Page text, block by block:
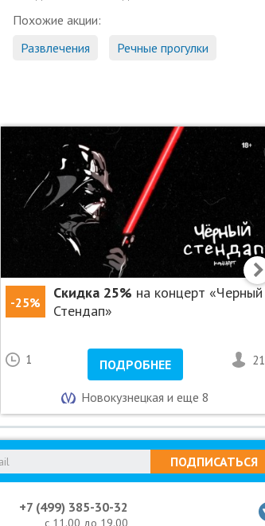
Похожие акции:
Развлечения
Речные прогулки
-25%
Скидка 25% на концерт «Черный
Стендап»
1 ПОДРОБНЕЕ 21
Новокузнецкая и еще 8
ПОДПИСАТЬСЯ
+7 (499) 385-30-32
с 11.00 до 19.00